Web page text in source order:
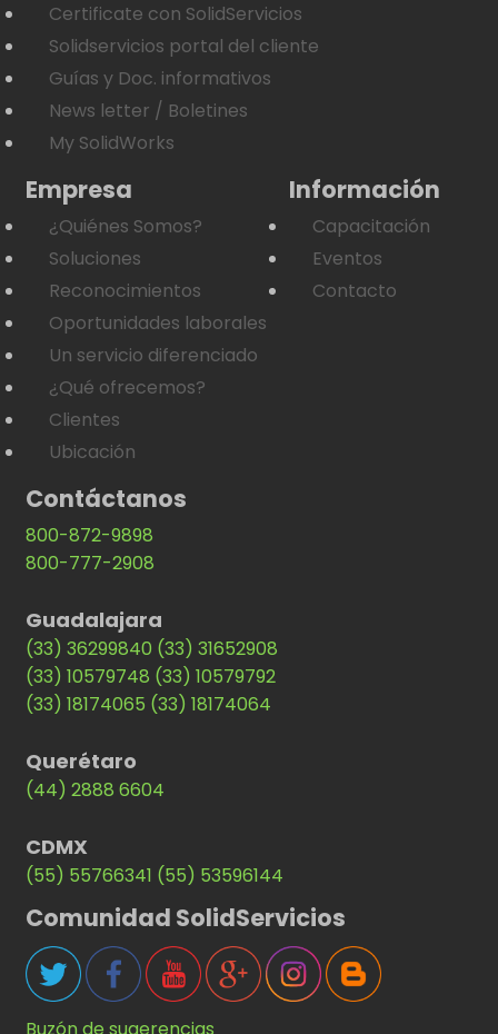
Certificate con SolidServicios
Solidservicios portal del cliente
Guías y Doc. informativos
News letter / Boletines
My SolidWorks
Empresa
¿Quiénes Somos?
Soluciones
Reconocimientos
Oportunidades laborales
Un servicio diferenciado
¿Qué ofrecemos?
Clientes
Ubicación
Información
Capacitación
Eventos
Contacto
Contáctanos
800-872-9898
800-777-2908
Guadalajara
(33) 36299840 (33) 31652908
(33) 10579748 (33) 10579792
(33) 18174065 (33) 18174064
Querétaro
(44) 2888 6604
CDMX
(55) 55766341 (55) 53596144
Comunidad SolidServicios